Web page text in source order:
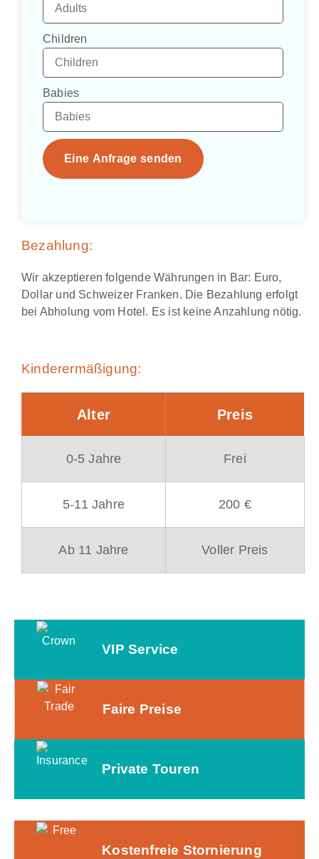
Children
Babies
Eine Anfrage senden
Bezahlung:
Wir akzeptieren folgende Währungen in Bar: Euro,
Dollar und Schweizer Franken. Die Bezahlung erfolgt
bei Abholung vom Hotel. Es ist keine Anzahlung nötig.
Kinderermäßigung:
Alter Preis
0-5 Jahre Frei
5-11 Jahre 200 €
Ab 11 Jahre Voller Preis
VIP Service
Faire Preise
Private Touren
Kostenfreie Stornierung